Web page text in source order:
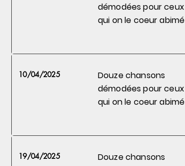
démodées pourceux
qui on le coeur abimé
10/04/2025
Douze chansons
démodées pourceux
qui on le coeur abimé
19/04/2025
Douze chansons